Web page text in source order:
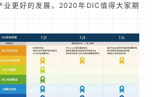
业更好的发展，2020年DIC值得大家期